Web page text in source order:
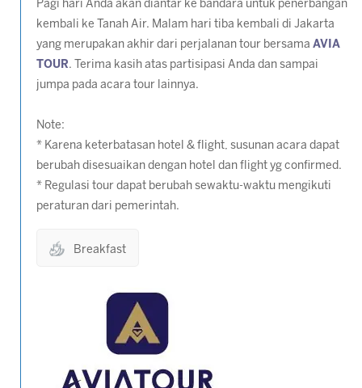
Pagi hari Anda akan diantar ke bandara untuk penerbangan
kembali ke Tanah Air. Malam hari tiba kembali di Jakarta
yang merupakan akhir dari perjalanan tour bersama AVIA
TOUR. Terima kasih atas partisipasi Anda dan sampai
jumpa pada acara tour lainnya.
Note:
* Karena keterbatasan hotel & flight, susunan acara dapat
berubah disesuaikan dengan hotel dan flight yg confirmed.
* Regulasi tour dapat berubah sewaktu-waktu mengikuti
peraturan dari pemerintah.
Breakfast